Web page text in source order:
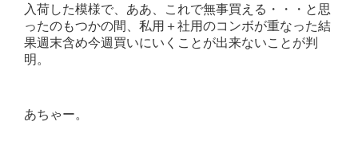
入荷した模様で、ああ、これで無事買える・・・と思
ったのもつかの間、私用＋社用のコンボが重なった結
果週末含め今週買いにいくことが出来ないことが判
明。
あちゃー。